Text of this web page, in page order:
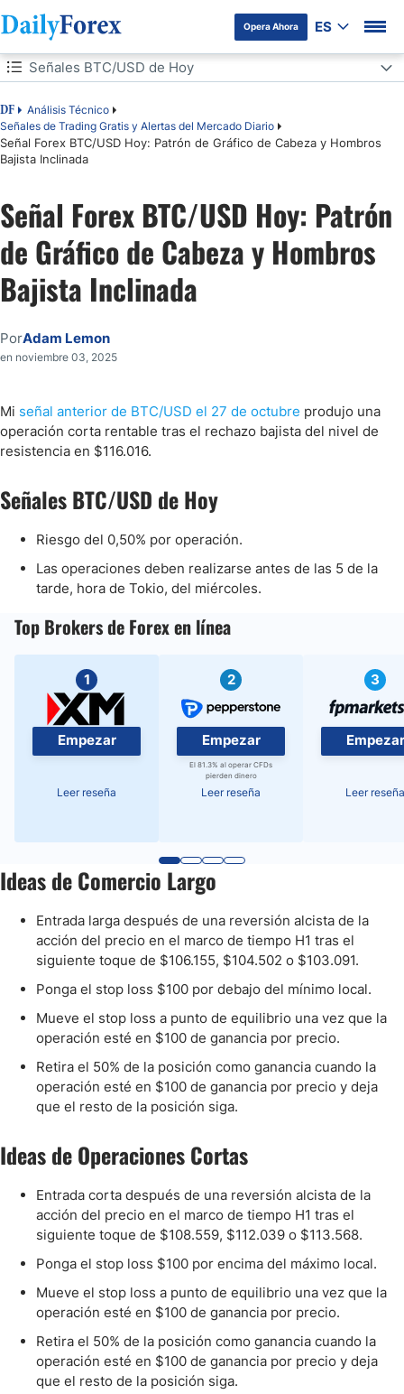
Opera Ahora ES
Tabla de contenidos
DF
Análisis Técnico
Señales de Trading Gratis y Alertas del Mercado Diario
Señal Forex BTC/USD Hoy: Patrón de Gráfico de Cabeza y Hombros
Bajista Inclinada
Señales BTC/USD de Hoy
Señales BTC/USD de Hoy
Ideas de Comercio Largo
Señal Forex BTC/USD Hoy: Patrón
de Gráfico de Cabeza y Hombros
Bajista Inclinada
PorAdam Lemon
en noviembre 03, 2025
Mi señal anterior de BTC/USD el 27 de octubre produjo una
operación corta rentable tras el rechazo bajista del nivel de
resistencia en $116.016.
Señales BTC/USD de Hoy
Riesgo del 0,50% por operación.
Las operaciones deben realizarse antes de las 5 de la
tarde, hora de Tokio, del miércoles.
Top Brokers de Forex en línea
1
Empezar
Leer reseña
2
Empezar
El 81.3% al operar CFDs
pierden dinero
Leer reseña
3
Empezar
Leer reseña
Ideas de Comercio Largo
Entrada larga después de una reversión alcista de la
acción del precio en el marco de tiempo H1 tras el
siguiente toque de $106.155, $104.502 o $103.091.
Ponga el stop loss $100 por debajo del mínimo local.
Mueve el stop loss a punto de equilibrio una vez que la
operación esté en $100 de ganancia por precio.
Retira el 50% de la posición como ganancia cuando la
operación esté en $100 de ganancia por precio y deja
que el resto de la posición siga.
Ideas de Operaciones Cortas
Entrada corta después de una reversión alcista de la
acción del precio en el marco de tiempo H1 tras el
siguiente toque de $108.559, $112.039 o $113.568.
Ponga el stop loss $100 por encima del máximo local.
Mueve el stop loss a punto de equilibrio una vez que la
operación esté en $100 de ganancia por precio.
Retira el 50% de la posición como ganancia cuando la
operación esté en $100 de ganancia por precio y deja
que el resto de la posición siga.